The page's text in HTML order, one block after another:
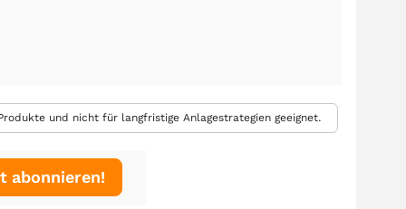
und nicht für langfristige Anlagestrategien geeignet.
abonnieren!